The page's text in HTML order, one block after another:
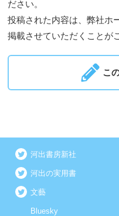
ださい。
投稿された内容は、弊社ホ
掲載させていただくことが
こ
河出書房新社
河出の実用書
文藝
Bluesky